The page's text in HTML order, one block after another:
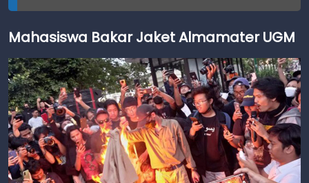
Mahasiswa Bakar Jaket Almamater UGM